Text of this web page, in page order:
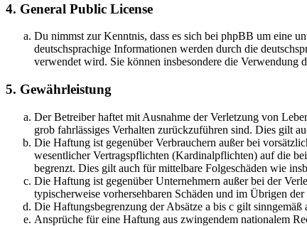
4. General Public License
Du nimmst zur Kenntnis, dass es sich bei phpBB um eine
deutschsprachige Informationen werden durch die
verwendet wird. Sie können insbesondere die Verwendung
5. Gewährleistung
Der Betreiber haftet mit Ausnahme der Verletzung von
grob fahrlässiges Verhalten zurückzuführen sind. Dies gilt
Die Haftung ist gegenüber Verbrauchern außer bei
wesentlicher Vertragspflichten (Kardinalpflichten) auf die
begrenzt. Dies gilt auch für mittelbare Folgeschäden wie
Die Haftung ist gegenüber Unternehmern außer bei der
typischerweise vorhersehbaren Schäden und im Übrigen
Die Haftungsbegrenzung der Absätze a bis c gilt
Ansprüche für eine Haftung aus zwingendem nationalem